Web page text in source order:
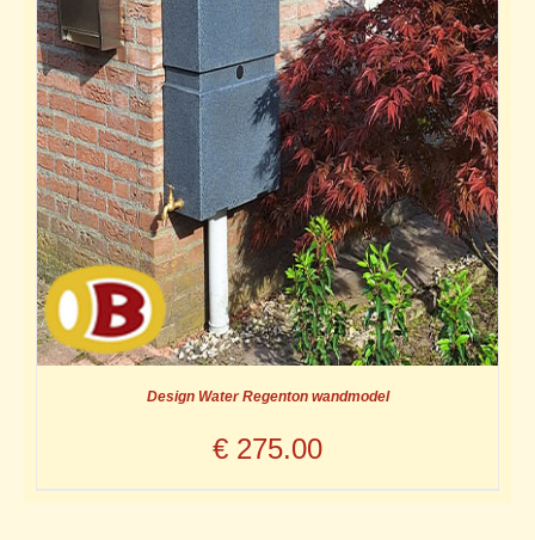
Design Water Regenton wandmodel
€ 275.00